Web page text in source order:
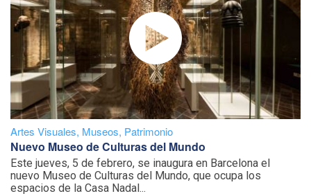
Artes Visuales, Museos, Patrimonio
Nuevo Museo de Culturas del Mundo
Este jueves, 5 de febrero, se inaugura en Barcelona el
nuevo Museo de Culturas del Mundo, que ocupa los
espacios de la Casa Nadal...